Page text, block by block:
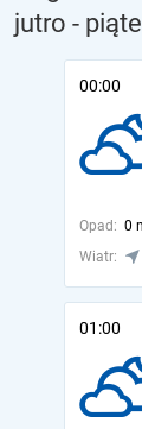
jutro -
00:00
Opad: 0
Wiatr:
01:00